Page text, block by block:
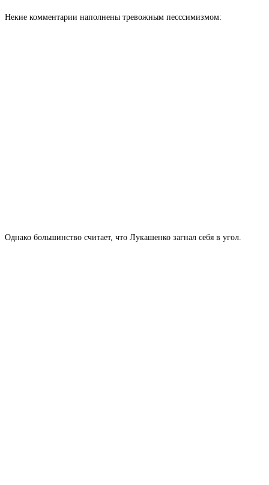
Некие комментарии наполнены тревожным песссимизмом:
Однако большинство считает, что Лукашенко загнал себя в угол.